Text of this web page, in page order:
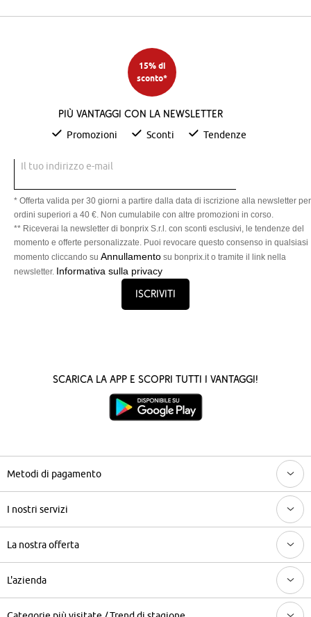
15% di
sconto*
Più vantaggi con la newsletter
Promozioni Sconti Tendenze
Il tuo indirizzo e-mail
* Offerta valida per 30 giorni a partire dalla data di iscrizione alla newsletter per
ordini superiori a 40 €. Non cumulabile con altre promozioni in corso.
** Riceverai la newsletter di bonprix S.r.l. con sconti esclusivi, le tendenze del
momento e offerte personalizzate. Puoi revocare questo consenso in qualsiasi
momento cliccando su Annullamento su bonprix.it o tramite il link nella
newsletter. Informativa sulla privacy
Iscriviti
Scarica la App e scopri tutti i vantaggi!
Metodi di pagamento
I nostri servizi
La nostra offerta
L'azienda